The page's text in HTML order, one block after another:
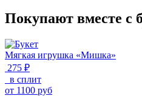
Покупают вместе с
Мягкая игрушка «Мишка»
275 ₽
в сплит
от 1100 руб